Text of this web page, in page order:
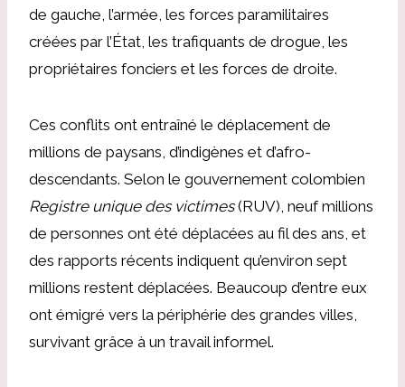
de gauche, l’armée, les forces paramilitaires
créées par l’État, les trafiquants de drogue, les
propriétaires fonciers et les forces de droite.
Ces conflits ont entraîné le déplacement de
millions de paysans, d’indigènes et d’afro-
descendants. Selon le gouvernement colombien
Registre unique des victimes(RUV), neuf millions
de personnes ont été déplacées au fil des ans, et
des rapports récents indiquent qu’environ sept
millions restent déplacées. Beaucoup d’entre eux
ont émigré vers la périphérie des grandes villes,
survivant grâce à un travail informel.